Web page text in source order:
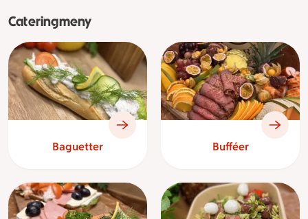
Cateringmeny
Baguetter Bufféer